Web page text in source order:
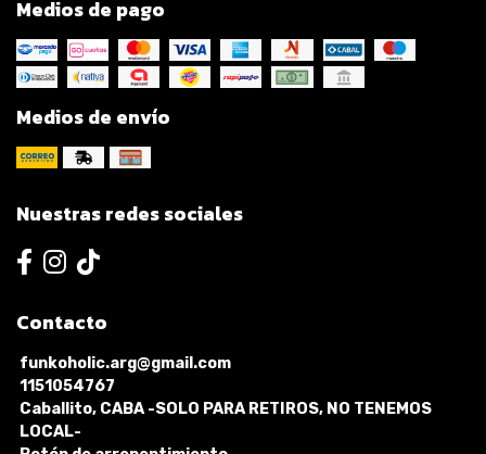
Medios de pago
Medios de envío
Nuestras redes sociales
Contacto
funkoholic.arg@gmail.com
1151054767
Caballito, CABA -SOLO PARA RETIROS, NO TENEMOS
LOCAL-